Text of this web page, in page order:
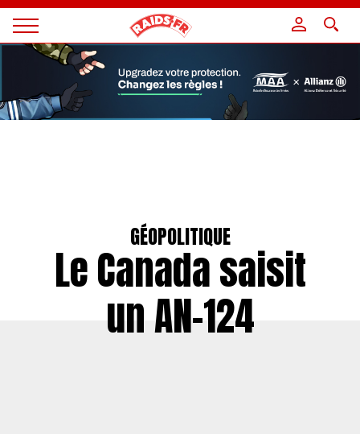
Magazine
Raids
GÉOPOLITIQUE
Le Canada saisit
un AN-124
Panneau de gestion des cookies